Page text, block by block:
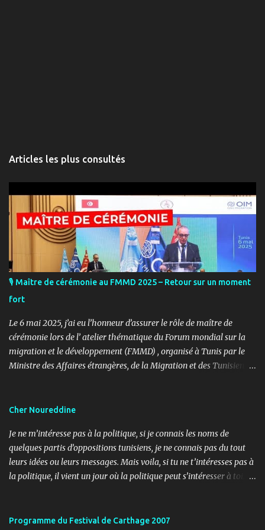
Articles les plus consultés
🎙️ Maître de cérémonie au FMMD 2025 – Retour sur un moment
fort
Le 6 mai 2025, j’ai eu l’honneur d’assurer le rôle de maître de
cérémonie lors de l’ atelier thématique du Forum mondial sur la
migration et le développement (FMMD) , organisé à Tunis par le
Ministre des Affaires étrangères, de la Migration et des Tunisiens à
niveau a rassemblé des diplomates, des experts de la diaspora, des
civile autour d’un objectif commun : renforcer le rôle stratégique
de la diaspora dans le développement durable, l’investissement et
la coopération internationale. 🎤 Mon rôle : donner le rythme,
porter la voix du dialogue En tant que maître de cérémonie, mon
moments d’ouverture, d’échanges et de clôture. Ce fut une expéri...
Cher Noureddine
Je ne m’intéresse pas à la politique, si je connais les noms de
quelques partis d’oppositions tunisiens, je ne connais pas du tout
leurs idées ou leurs messages. Mais voila, si tu ne t’intéresses pas à
la politique, il vient un jour où la politique peut s’intéresser à toi…
Ouatane ». Après informations, il s’agit de l’organe officiel d’un
Programme du Festival de Carthage 2007